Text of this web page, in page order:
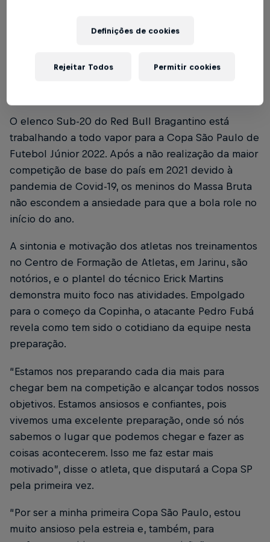
Foto: Fernando Roberto/Red Bull Bragantino
O elenco Sub-20 do Red Bull Bragantino está
trabalhando a todo vapor para a Copa São Paulo de
Futebol Júnior 2022. Após a não realização da maior
competição de base do país em 2021 devido à
pandemia de Covid-19, os meninos do Massa Bruta
não escondem a ansiedade para que a bola role no
início do ano.
A sintonia e motivação dos atletas nos treinamentos
no Centro de Formação de Atletas, em Jarinu, são
notórios, e o plantel do técnico Erick Martins
demonstra muito foco nas atividades. Empolgado
para o começo da Copinha, o atacante Pedro Fubá
revela como tem sido o cotidiano da equipe nesta
preparação.
“Estamos nos preparando cada dia mais para
chegar bem na competição e alcançar todos nossos
objetivos. Estamos ansiosos e confiantes, pois
vivemos uma excelente preparação, onde só nós
sabemos o lugar que podemos chegar e fazer as
coisas acontecerem. Isso me faz estar mais
motivado”, disse o atleta, que disputará a Copa SP
pela primeira vez.
“Por ser a minha primeira Copa São Paulo, estou
muito ansioso pela estreia e, também, para
Definições de cookies
Rejeitar Todos Permitir cookies